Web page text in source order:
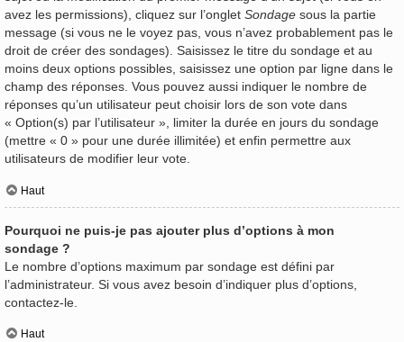
avez les permissions), cliquez sur l’onglet Sondage sous la partie
message (si vous ne le voyez pas, vous n’avez probablement pas le
droit de créer des sondages). Saisissez le titre du sondage et au
moins deux options possibles, saisissez une option par ligne dans le
champ des réponses. Vous pouvez aussi indiquer le nombre de
réponses qu’un utilisateur peut choisir lors de son vote dans
« Option(s) par l’utilisateur », limiter la durée en jours du sondage
(mettre « 0 » pour une durée illimitée) et enfin permettre aux
utilisateurs de modifier leur vote.
Haut
Pourquoi ne puis-je pas ajouter plus d’options à mon
sondage ?
Le nombre d’options maximum par sondage est défini par
l’administrateur. Si vous avez besoin d’indiquer plus d’options,
contactez-le.
Haut